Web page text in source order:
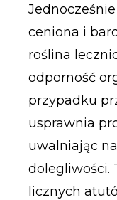
ceniona i
roślina
odporność
przypadku
usprawnia
uwalniając
dolegliwości.
licznych